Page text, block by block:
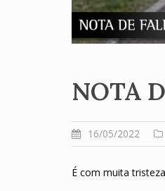
NOTA
16/05/2022
É com muita